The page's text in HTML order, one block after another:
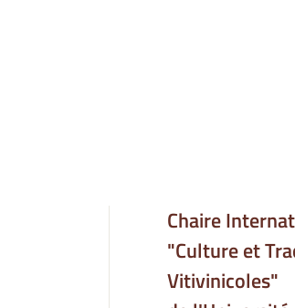
Chaire
"Culture et
Vitivinicoles"